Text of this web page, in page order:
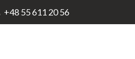
+48 55 611 20 56